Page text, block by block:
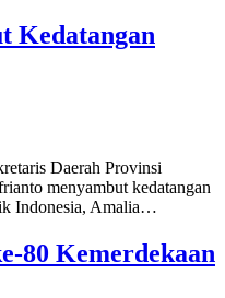
Kedatangan
Daerah Provinsi
menyambut kedatangan
Indonesia, Amalia…
80 Kemerdekaan